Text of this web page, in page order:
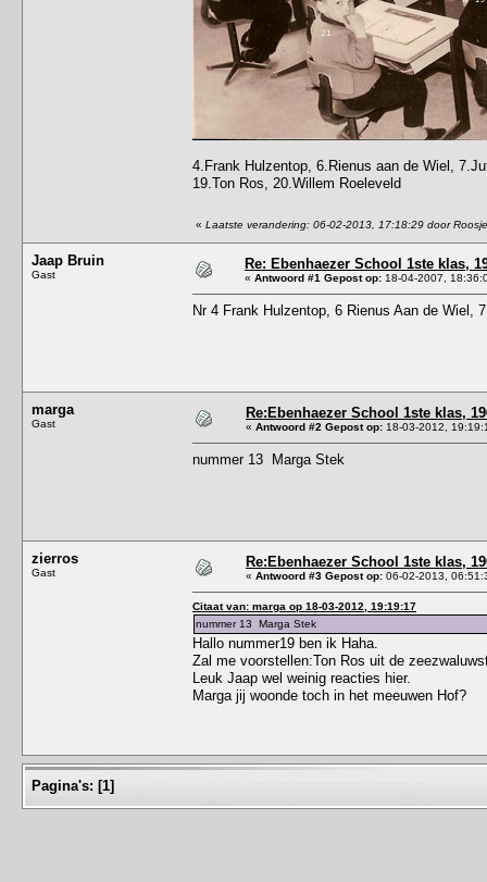
4.Frank Hulzentop, 6.Rienus aan de Wiel,
19.Ton Ros, 20.Willem Roeleveld
« Laatste verandering: 06-02-2013, 17:18:29 door Roosje
Jaap Bruin
Gast
Re: Ebenhaezer School 1ste klas,
« Antwoord #1 Gepost op: 18-04-2007,
Nr 4 Frank Hulzentop, 6 Rienus Aan de Wiel,
marga
Gast
Re:Ebenhaezer School 1ste klas,
« Antwoord #2 Gepost op: 18-03-2012,
nummer 13 Marga Stek
zierros
Gast
Re:Ebenhaezer School 1ste klas,
« Antwoord #3 Gepost op: 06-02-2013,
Citaat van: marga op 18-03-2012, 19:19:17
nummer 13 Marga Stek
Hallo nummer19 ben ik Haha.
Zal me voorstellen:Ton Ros uit de
Leuk Jaap wel weinig reacties hier.
Marga jij woonde toch in het meeuwen Hof?
Pagina's: [1]